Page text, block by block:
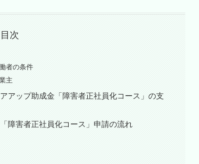
目次
者の条件
主
アップ助成金「障害者正社員化コース」の支
障害者正社員化コース」申請の流れ